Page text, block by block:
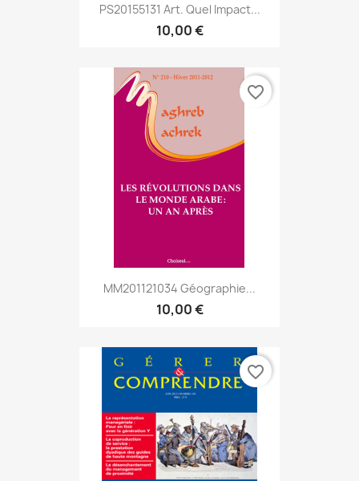
PS20155131 Art. Quel Impact...
10,00 €
MM201121034 Géographie...
10,00 €
favorite_border
favorite_border